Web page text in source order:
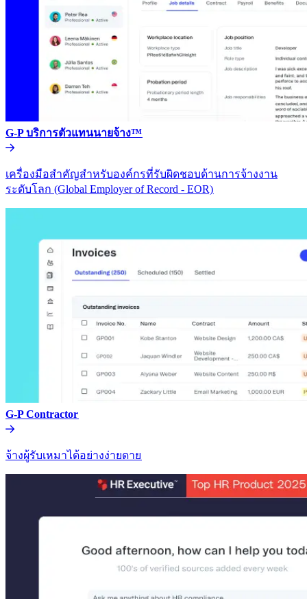
G-P บริการตัวแทนนายจ้าง™​​
เครื่องมือสำคัญสำหรับองค์กรที่รับผิดชอบด้านการจ้างงาน
ระดับโลก (Global Employer of Record - EOR)​​
G-P Contractor​​
จ้างผู้รับเหมาได้อย่างง่ายดาย​​